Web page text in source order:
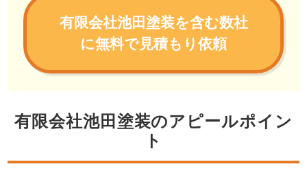
有限会社池田塗装を含む数社
に無料で見積もり依頼
有限会社池田塗装のアピールポイン
ト